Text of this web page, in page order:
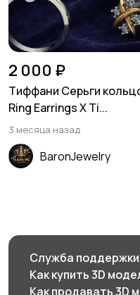
2 000 ₽
Тиффани Серьги
Ring Earrings X Ti...
3 месяца назад
BaronJewelry
Служба поддержки
Как купить 3D
Как продавать 3D